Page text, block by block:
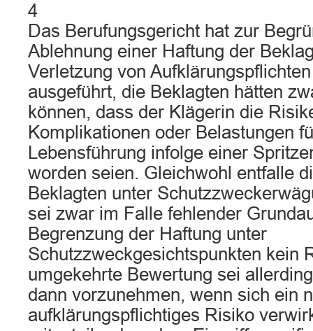
4
Das Berufungsgericht hat zur
Ablehnung einer Haftung der
Verletzung von
ausgeführt, die Beklagten hätten
können, dass der Klägerin die
Komplikationen oder Belastungen
Lebensführung infolge einer
worden seien. Gleichwohl entfalle
Beklagten unter
sei zwar im Falle fehlender
Begrenzung der Haftung unter
Schutzzweckgesichtspunkten kein
umgekehrte Bewertung sei
dann vorzunehmen, wenn sich ein
aufklärungspflichtiges Risiko